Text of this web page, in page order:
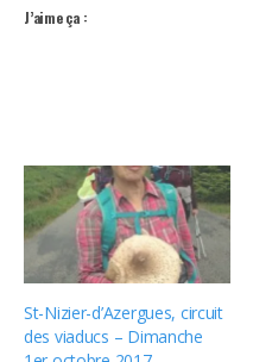
J’aime ça :
St-Nizier-d’Azergues, circuit
des viaducs – Dimanche